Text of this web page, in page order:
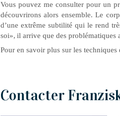
Vous pouvez me consulter pour un
découvrirons alors ensemble. Le
d’une extrême subtilité qui le rend
soi», il arrive que des problématiques
Pour en savoir plus sur les techniques
Contacter